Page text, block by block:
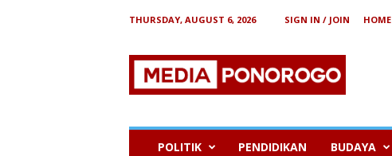
THURSDAY, AUGUST 6, 2026 SIGN IN / JOIN HOME
e
POLITIK PENDIDIKAN BUDAYA